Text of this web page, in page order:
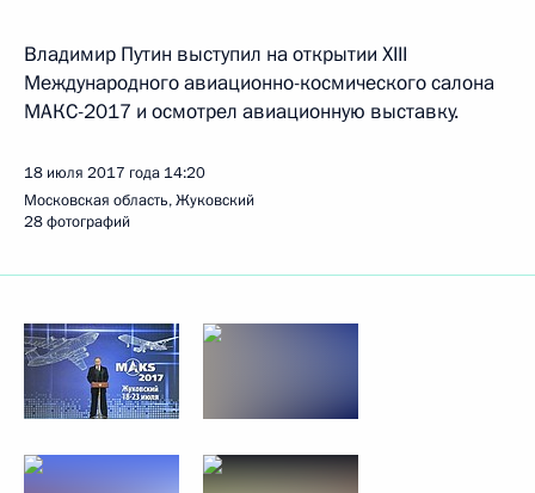
Владимир Путин выступил на открытии XIII
Международного авиационно-космического салона
МАКС-2017 и осмотрел авиационную выставку.
18 июля 2017 года 14:20
Московская область, Жуковский
28 фотографий